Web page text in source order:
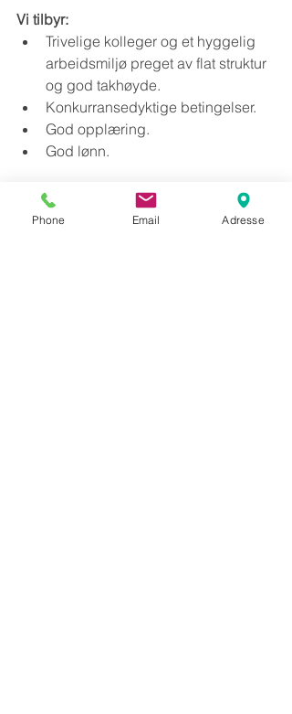
​Vi tilbyr:
Trivelige kolleger og et hyggelig
arbeidsmiljø preget av flat struktur
og god takhøyde.
Konkurransedyktige betingelser.
God opplæring.
God lønn.
Arbeidssted:
Verkseier Furulunds vei 1, 0668 Oslo.
Phone Email Adresse